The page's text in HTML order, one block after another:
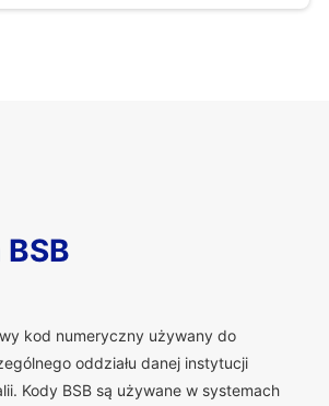
kod numeryczny używany do
oddziału danej instytucji
Kody BSB są używane w systemach